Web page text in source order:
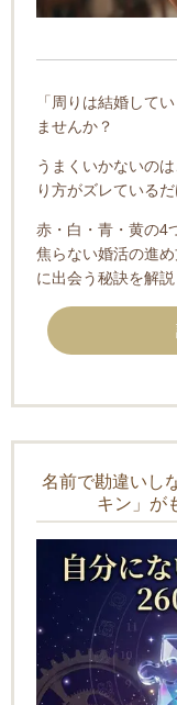
「周りは結婚して
ませんか？
うまくいかないの
り方がズレている
赤・白・青・黄の4
焦らない婚活の進
に出会う秘訣を解説
名前で勘違いし
キン」が